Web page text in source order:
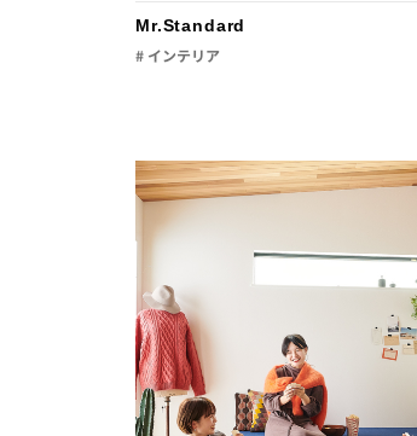
Mr.Standard
# インテリア